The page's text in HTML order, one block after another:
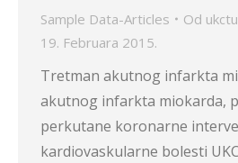
Sample Data-Articles Od
19. Februara 2015.
Tretman akutnog infarkta
akutnog infarkta miokarda,
perkutane koronarne
kardiovaskularne bolesti